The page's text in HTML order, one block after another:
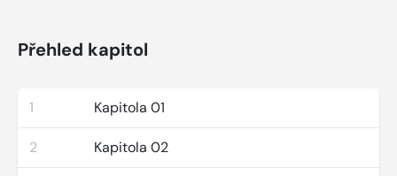
Přehled kapitol
1 Kapitola 01
2 Kapitola 02